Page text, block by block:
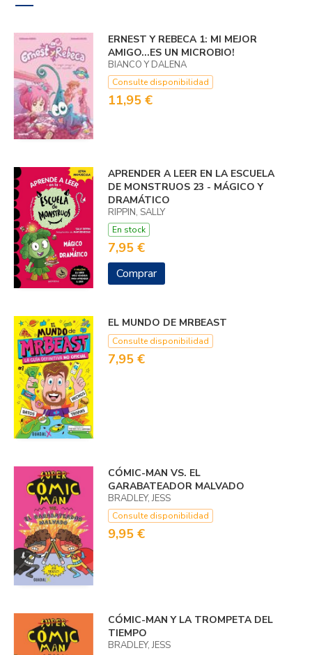
ERNEST Y REBECA 1: MI MEJOR
AMIGO...­ES UN MICROBIO!
BIANCO Y DALENA
Consulte disponibilidad
11,95 €
APRENDER A LEER EN LA ESCUELA
DE MONSTRUOS 23 - MÁGICO Y
DRAMÁTICO
RIPPIN, SALLY
En stock
7,95 €
Comprar
EL MUNDO DE MRBEAST
Consulte disponibilidad
7,95 €
CÓMIC-MAN VS. EL
GARABATEADOR MALVADO
BRADLEY, JESS
Consulte disponibilidad
9,95 €
CÓMIC-MAN Y LA TROMPETA DEL
TIEMPO
BRADLEY, JESS